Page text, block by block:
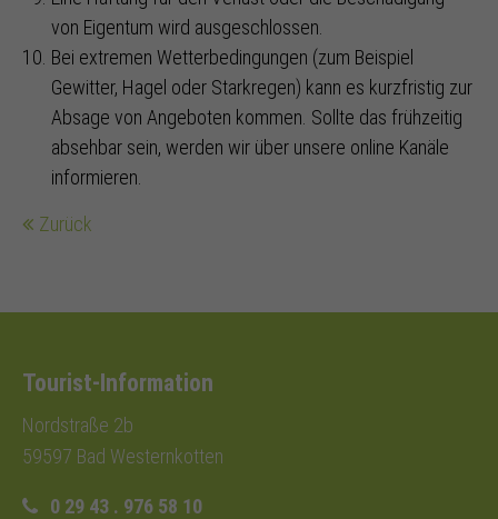
von Eigentum wird ausgeschlossen.
Bei extremen Wetterbedingungen (zum Beispiel
Gewitter, Hagel oder Starkregen) kann es kurzfristig zur
Absage von Angeboten kommen. Sollte das frühzeitig
absehbar sein, werden wir über unsere online Kanäle
informieren.
Zurück
Tourist-Information
Nordstraße 2b
59597 Bad Westernkotten
0 29 43 . 976 58 10